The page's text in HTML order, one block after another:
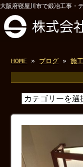
大阪府寝屋川市で鍛冶工事・
HOME » ブログ »施